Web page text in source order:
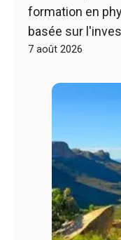
formation en
basée sur
7 août 2026